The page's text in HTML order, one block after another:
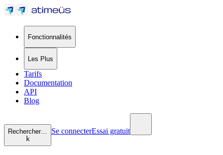
Fonctionnalités
Les Plus
Tarifs
Documentation
API
Blog
Rechercher…
k
Se connecterEssai gratuit